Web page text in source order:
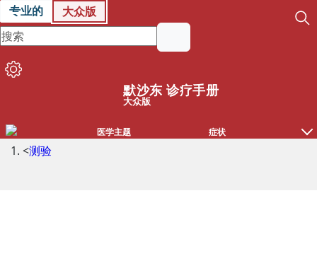
专业的 大众版
默沙东 诊疗手册
大众版
医学主题 症状
<测验